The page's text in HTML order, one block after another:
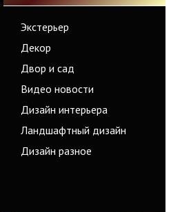
Экстерьер
Декор
Двор и сад
Видео новости
Дизайн интерьера
Ландшафтный дизайн
Дизайн разное